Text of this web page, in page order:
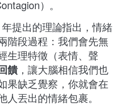
）。
提出的理論指出，情緒
階段過程：我們會先無
生理特徵（表情、聲
饋，讓大腦相信我們也
果缺乏覺察，你就會在
丟出的情緒包裹。